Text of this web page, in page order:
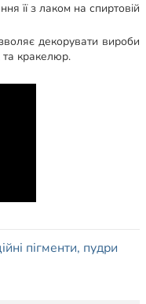
її з лаком на спиртовій
декорувати вироби
та кракелюр.
пігменти, пудри